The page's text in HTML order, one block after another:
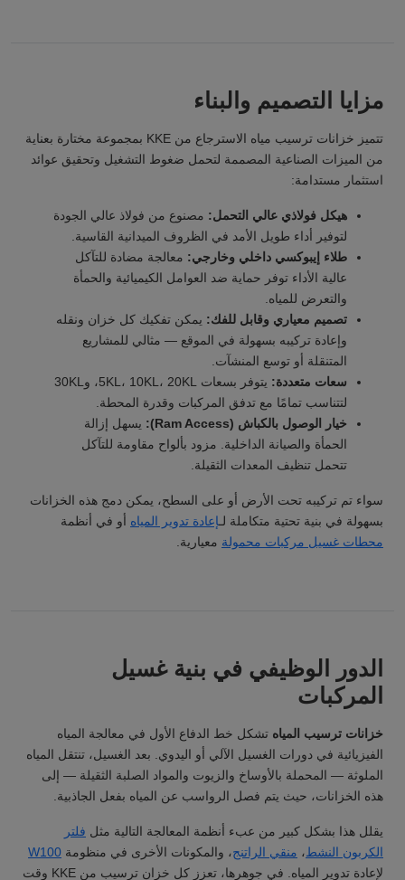
مزايا التصميم والبناء
تتميز خزانات ترسيب مياه الاسترجاع من KKE بمجموعة مختارة بعناية
من الميزات الصناعية المصممة لتحمل ضغوط التشغيل وتحقيق عوائد
استثمار مستدامة:
هيكل فولاذي عالي التحمل: مصنوع من فولاذ عالي الجودة
لتوفير أداء طويل الأمد في الظروف الميدانية القاسية.
طلاء إيبوكسي داخلي وخارجي: معالجة مضادة للتآكل
عالية الأداء توفر حماية ضد العوامل الكيميائية والحمأة
والتعرض للمياه.
تصميم معياري وقابل للفك: يمكن تفكيك كل خزان ونقله
وإعادة تركيبه بسهولة في الموقع — مثالي للمشاريع
المتنقلة أو توسع المنشآت.
سعات متعددة:
يتوفر بسعات 5KL، 10KL، 20KL، و30KL
لتتناسب تمامًا مع تدفق المركبات وقدرة المحطة.
خيار الوصول بالكباش (Ram Access):
يسهل إزالة
الحمأة والصيانة الداخلية. مزود بألواح مقاومة للتآكل
تتحمل تنظيف المعدات الثقيلة.
سواء تم تركيبه تحت الأرض أو على السطح، يمكن دمج هذه الخزانات
بسهولة في بنية تحتية متكاملة لـإعادة تدوير المياه أو في أنظمة
محطات غسيل مركبات محمولة معيارية.
الدور الوظيفي في بنية غسيل
المركبات
خزانات ترسيب المياه تشكل خط الدفاع الأول في معالجة المياه
الفيزيائية في دورات الغسيل الآلي أو اليدوي. بعد الغسيل، تنتقل المياه
الملوثة — المحملة بالأوساخ والزيوت والمواد الصلبة الثقيلة — إلى
هذه الخزانات، حيث يتم فصل الرواسب عن المياه بفعل الجاذبية.
يقلل هذا بشكل كبير من عبء أنظمة المعالجة التالية مثل فلتر
الكربون النشط، منقي الراتنج، والمكونات الأخرى في منظومة W100
لإعادة تدوير المياه. في جوهرها، تعزز كل خزان ترسيب من KKE وقت